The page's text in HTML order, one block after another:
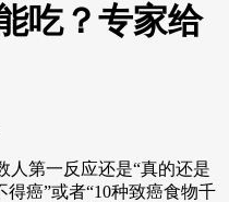
吃？专家给
人第一反应还是“真的还是
得癌”或者“10种致癌食物千